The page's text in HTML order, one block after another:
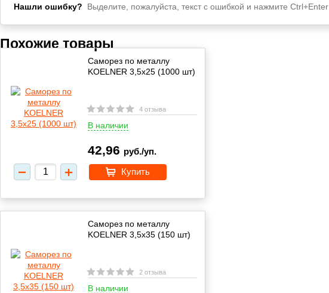
Нашли ошибку? Выделите, пожалуйста, текст с ошибкой и нажмите Ctrl+Enter
Похожие товары
Саморез по металлу
KOELNER 3,5x25 (1000 шт)
4 отзыва
В наличии
42,96 руб./уп.
Купить
Саморез по металлу
KOELNER 3,5x35 (150 шт)
2 отзыва
В наличии